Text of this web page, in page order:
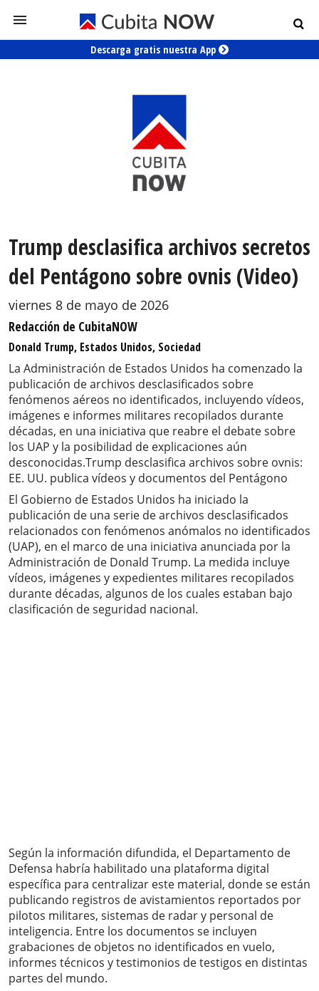
Descarga gratis nuestra App
Trump desclasifica archivos secretos
del Pentágono sobre ovnis (Video)
viernes 8 de mayo de 2026
Redacción de CubitaNOW
Donald Trump, Estados Unidos, Sociedad
La Administración de Estados Unidos ha comenzado la
publicación de archivos desclasificados sobre
fenómenos aéreos no identificados, incluyendo vídeos,
imágenes e informes militares recopilados durante
décadas, en una iniciativa que reabre el debate sobre
los UAP y la posibilidad de explicaciones aún
desconocidas.Trump desclasifica archivos sobre ovnis:
EE. UU. publica vídeos y documentos del Pentágono
El Gobierno de Estados Unidos ha iniciado la
publicación de una serie de archivos desclasificados
relacionados con fenómenos anómalos no identificados
(UAP), en el marco de una iniciativa anunciada por la
Administración de Donald Trump. La medida incluye
vídeos, imágenes y expedientes militares recopilados
durante décadas, algunos de los cuales estaban bajo
clasificación de seguridad nacional.
Según la información difundida, el Departamento de
Defensa habría habilitado una plataforma digital
específica para centralizar este material, donde se están
publicando registros de avistamientos reportados por
pilotos militares, sistemas de radar y personal de
inteligencia. Entre los documentos se incluyen
grabaciones de objetos no identificados en vuelo,
informes técnicos y testimonios de testigos en distintas
partes del mundo.